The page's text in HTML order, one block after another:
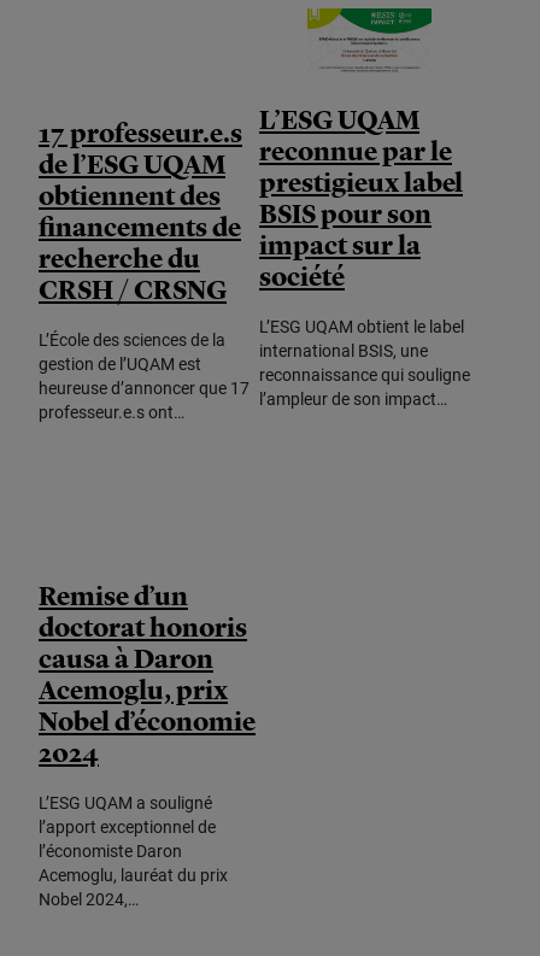
17 professeur.e.s
de l’ESG UQAM
obtiennent des
financements de
recherche du
CRSH / CRSNG
L’École des sciences de la
gestion de l’UQAM est
heureuse d’annoncer que 17
professeur.e.s ont…
L’ESG UQAM
reconnue par le
prestigieux label
BSIS pour son
impact sur la
société
L’ESG UQAM obtient le label
international BSIS, une
reconnaissance qui souligne
l’ampleur de son impact…
Remise d’un
doctorat honoris
causa à Daron
Acemoglu, prix
Nobel d’économie
2024
L’ESG UQAM a souligné
l’apport exceptionnel de
l’économiste Daron
Acemoglu, lauréat du prix
Nobel 2024,…